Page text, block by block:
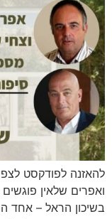
להאזנה לפודקסט
ואפרים שלאין
בשיכון הראל – אחד